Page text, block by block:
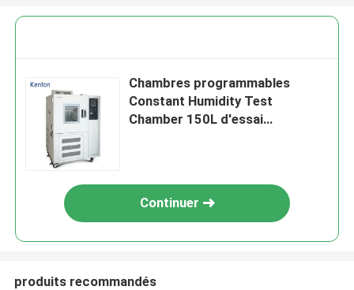
Chambres programmables
Constant Humidity Test
Chamber 150L d'essai
Continuer
produits recommandés